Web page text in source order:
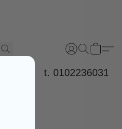
t. 0102236031